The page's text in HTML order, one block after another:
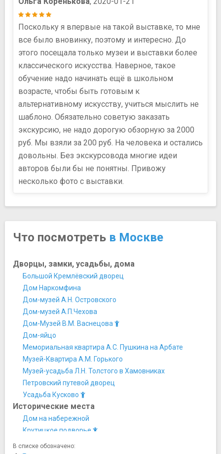
Поскольку я впервые на такой выставке, то мне
все было вновинку, поэтому и интересно. До
этого посещала только музеи и выставки более
классического искусства. Наверное, такое
обучение надо начинать ещё в школьном
возрасте, чтобы быть готовым к
альтернативному искусству, учиться мыслить не
шаблоно. Обязательно советую заказать
экскурсию, не надо дорогую обзорную за 2000
руб. Мы взяли за 200 руб. На человека и остались
довольны. Без экскурсовода многие идеи
авторов были бы не понятны. Привожу
несколько фото с выставки.
Что посмотреть в Москве
Дворцы, замки, усадьбы, дома
Большой Кремлёвский дворец
Дом Наркомфина
Дом-музей А.Н. Островского
Дом-музей А.П.Чехова
Дом-Музей В.М. Васнецова
Дом-яйцо
Мемориальная квартира А.С. Пушкина на Арбате
Музей-Квартира А.М. Горького
Музей-усадьба Л.Н. Толстого в Хамовниках
Петровский путевой дворец
Усадьба Кусково
Исторические места
Дом на набережной
Крутицкое подворье
Мавзолей Ленина
В списке обозначено: